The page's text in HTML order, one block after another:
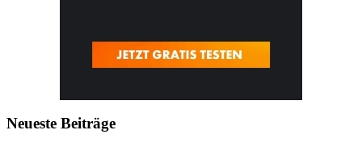
Neueste Beiträge